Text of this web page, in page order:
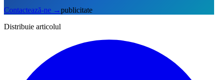
Contactează-ne →publicitate
Distribuie articolul